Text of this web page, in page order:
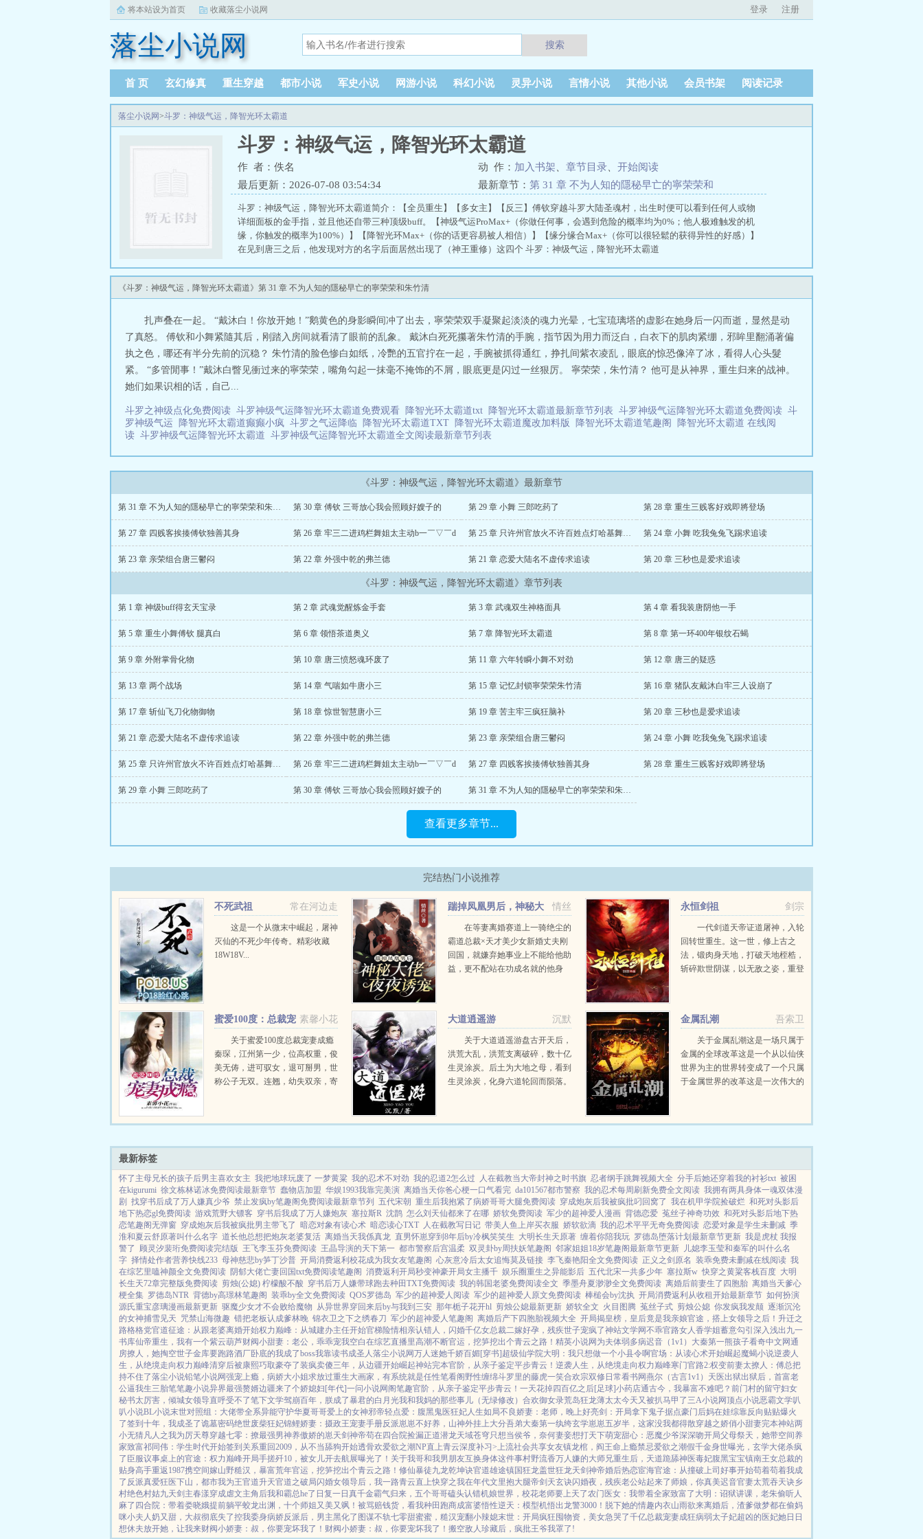
将本站设为首页 收藏落尘小说网 登录 注册
落尘小说网 搜索
首 页 玄幻修真 重生穿越 都市小说 军史小说 网游小说 科幻小说 灵异小说 言情小说 其他小说 会员书架 阅读记录
落尘小说网>斗罗：神级气运，降智光环太霸道
斗罗：神级气运，降智光环太霸道
作 者：佚名 动 作： 加入书架 章节目录
开始阅读
最后更新：2026-07-08 03:54:34
最新章节： 第 31 章 不为人知的隱秘早亡的寧荣荣和
朱竹清
斗罗：神级气运，降智光环太霸道简介：【全员重生】【多女主】【反三】傅钦穿越斗罗大陆圣魂村，出生时便可以看到任何人或物
详细面板的金手指，並且他还自带三种顶级buff。【神级气运ProMax+（你做任何事，会遇到危险的概率均为0%；他人极难触发的机
缘，你触发的概率为100%）】【降智光环Max+（你的话更容易被人相信）】【缘分缘合Max+（你可以很轻鬆的获得异性的好感）】
在见到唐三之后，他发现对方的名字后面居然出现了（神王重修）这四个 斗罗：神级气运，降智光环太霸道
《斗罗：神级气运，降智光环太霸道》第 31 章 不为人知的隱秘早亡的寧荣荣和朱竹清
扎声叠在一起。 “戴沐白！你放开她！”鹅黄色的身影瞬间冲了出去，寧荣荣双手凝聚起淡淡的魂力光晕，七宝琉璃塔的虚影在她身后一闪而逝，显然是动
了真怒。 傅钦和小舞紧隨其后，刚踏入房间就看清了眼前的乱象。 戴沐白死死攥著朱竹清的手腕，指节因为用力而泛白，白衣下的肌肉紧绷，邪眸里翻涌著偏
执之色，哪还有半分先前的沉稳？ 朱竹清的脸色惨白如纸，冷艷的五官拧在一起，手腕被抓得通红，挣扎间紫衣凌乱，眼底的惊恐像淬了冰，看得人心头髮
紧。 “多管閒事！”戴沐白瞥见衝过来的寧荣荣，嘴角勾起一抹毫不掩饰的不屑，眼底更是闪过一丝狠厉。 寧荣荣，朱竹清？ 他可是从神界，重生归来的战神。
她们如果识相的话，自己...
斗罗之神级点化免费阅读 斗罗神级气运降智光环太霸道免费观看 降智光环太霸道txt 降智光环太霸道最新章节列表 斗罗神级气运降智光环太霸道免费阅读 斗
罗神级气运
降智光环太霸道癫癫小疯 斗罗之气运降临 降智光环太霸道TXT 降智光环太霸道魔改加料版 降智光环太霸道笔趣阁
降智光环太霸道 在线阅
读 斗罗神级气运降智光环太霸道 斗罗神级气运降智光环太霸道全文阅读最新章节列表
《斗罗：神级气运，降智光环太霸道》最新章节
第 31 章 不为人知的隱秘早亡的寧荣荣和朱竹清 第 30 章 傅钦 三哥放心我会照顾好嫂子的 第 29 章 小舞 三郎吃药了 第 28 章 重生三贱客好戏即將登场
第 27 章 四贱客挨揍傅钦独善其身 第 26 章 牢三二进鸡栏舞姐太主动b一￣▽￣d 第 25 章 只许州官放火不许百姓点灯哈基舞不愧是你求追读 第 24 章 小舞 吃我兔兔飞踢求追读
第 23 章 亲荣组合唐三鬱闷 第 22 章 外强中乾的弗兰德 第 21 章 恋爱大陆名不虚传求追读 第 20 章 三秒也是爱求追读
《斗罗：神级气运，降智光环太霸道》章节列表
第 1 章 神级buff得玄天宝录 第 2 章 武魂觉醒炼金手套 第 3 章 武魂双生神格面具 第 4 章 看我装唐阴他一手
第 5 章 重生小舞傅钦 腿真白 第 6 章 领悟茶道奥义 第 7 章 降智光环太霸道 第 8 章 第一环400年银纹石蝎
第 9 章 外附掌骨化物 第 10 章 唐三愤怒魂环废了 第 11 章 六年转瞬小舞不对劲 第 12 章 唐三的疑惑
第 13 章 两个战场 第 14 章 气喘如牛唐小三 第 15 章 记忆封锁寧荣荣朱竹清 第 16 章 猪队友戴沐白牢三人设崩了
第 17 章 斩仙飞刀化物御物 第 18 章 惊世智慧唐小三 第 19 章 苦主牢三疯狂脑补 第 20 章 三秒也是爱求追读
第 21 章 恋爱大陆名不虚传求追读 第 22 章 外强中乾的弗兰德 第 23 章 亲荣组合唐三鬱闷 第 24 章 小舞 吃我兔兔飞踢求追读
第 25 章 只许州官放火不许百姓点灯哈基舞不愧是你求追读 第 26 章 牢三二进鸡栏舞姐太主动b一￣▽￣d 第 27 章 四贱客挨揍傅钦独善其身 第 28 章 重生三贱客好戏即將登场
第 29 章 小舞 三郎吃药了 第 30 章 傅钦 三哥放心我会照顾好嫂子的 第 31 章 不为人知的隱秘早亡的寧荣荣和朱竹清
查看更多章节...
完结热门小说推荐
常在河边走
不死武祖
这是一个从微末中崛起，屠神
灭仙的不死少年传奇。精彩收藏
18W18V...
情丝
踹掉凤凰男后，神秘大
佬夜夜诱宠
在等妻离婚赛道上一骑绝尘的
霸道总裁×天才美少女新婚丈夫刚
回国，就嫌弃她事业上不能给他助
益，更不配站在功成名就的他身
剑宗
永恒剑祖
一代剑道天帝证道屠神，入轮
回转世重生。这一世，修上古之
法，锻肉身天地，打破天地桎梏，
斩碎欺世阴谋，以无敌之姿，重登
素馨小花
蜜爱100度：总裁宠
妻成瘾关于蜜爱100度总裁宠妻成瘾
秦琛，江州第一少，位高权重，俊
美无俦，进可驭女，退可掰男，世
称公子无双。连翘，幼失双亲，寄
其嚣张者，秦琛也。其一琛少，大
沉默
大道逍遥游
关于大道逍遥游盘古开天后，
洪荒大乱，洪荒支离破碎，数十亿
生灵涂炭。后土为大地之母，看到
生灵涂炭，化身六道轮回而陨落。
随后土而去。若干年后，大道圣尊
吾索卫
金属乱潮
关于金属乱潮这是一场只属于
金属的全球改革这是一个从以仙侠
世界为主的世界转变成了一个只属
于金属世界的改革这是一次伟大的
最新标签
怀了主母兄长的孩子后男主喜欢女主 我把地球玩废了 一梦黄粱 我的忍术不对劲 我的忍道2怎么过 人在截教当大帝封神之时书旗 忍者纲手跳舞视频大全 分手后她还穿着我的衬衫txt 被困
在kigurumi 徐文栋林诺冰免费阅读最新章节 蠢物店加盟 华娱1993我靠完美演 离婚当天你爸心梗一口气看完 da101567都市警察 我的忍术每周刷新免费全文阅读 我拥有两具身体一魂双体漫
剧 找穿书后成了万人嫌真少爷 禁止发疯by笔趣阁免费阅读最新章节列 五代宋朝 重生后我抱紧了病娇哥哥大腿免费阅读 穿成炮灰后我被疯批叼回窝了 我在机甲学院捡破烂 和死对头影后
地下热恋gl免费阅读 游戏荒野大镖客 穿书后我成了万人嫌炮灰 塞拉斯R 沈鹊 怎么刘天仙都来了在哪 娇软免费阅读 军少的超神爱人漫画 背德恋爱 菟丝子神奇功效 和死对头影后地下热
恋笔趣阁无弹窗 穿成炮灰后我被疯批男主带飞了 暗恋对象有读心术 暗恋读心TXT 人在截教写日记 带美人鱼上岸买衣服 娇软欲滴 我的忍术平平无奇免费阅读 恋爱对象是学生未删减 季
淮和夏云舒原著叫什么名字 道长他总想把炮灰老婆复活 离婚当天我係真龙 直男怀崽穿到8年后by冷枫笑笑生 大明长生天原著 缠着你陪我玩 罗德岛堕落计划最新章节更新 我是虎杖 我报
警了
顾灵汐裴珩免费阅读完结版 王飞李玉芬免费阅读 王晶导演的天下第一 都市警察后宫温柔 双灵卦by周扶妖笔趣阁 邻家姐姐18岁笔趣阁最新章节更新 儿媳李玉莹和秦军的叫什么名
字 择情处作者营养快线233 母神慈悲by笋丁沙普 开局消费返利校花成为我女友笔趣阁 心灰意冷后太女追悔莫及链接 李飞秦艳阳全文免费阅读 正义之剑原名 装乖免费未删减在线阅读 我
在综艺里嗑神颜全文免费阅读 阴郁大佬亡妻回国txt免费阅读笔趣阁 消费返利开局秒变神豪开局女主播千 娱乐圈重生之异能影后 五代北宋一共多少年 塞拉斯w 快穿之黄粱客栈百度 大明
长生天72章完整版免费阅读 剪烛(公媳) 柠檬酸不酸 穿书后万人嫌带球跑去种田TXT免费阅读 我的韩国老婆免费阅读全文 季墨舟夏渺渺全文免费阅读 离婚后前妻生了四胞胎 离婚当天爹心
梗全集 罗德岛NTR 背德by高璟林笔趣阁 装乖by全文免费阅读 QOS罗德岛 军少的超神爱人阅读 军少的超神爱人原文免费阅读 棒槌会by沈执 开局消费返利从收租开始最新章节 如何扮演
源氏重宝彦璃漫画最新更新 驱魔少女才不会败给魔物 从异世界穿回来后by与我到三安 那年栀子花开hl 剪烛公媳最新更新 娇软全文 火目图腾 菟丝子式 剪烛公媳 你发疯我发颠 逐渐沉沦
的女神捕雪见天 咒禁山海微趣 错把老板认成爹林晚 锦衣卫之下之绣春刀 军少的超神爱人笔趣阁 离婚后产下四胞胎视频大全 开局揭皇榜，皇后竟是我亲娘官途，搭上女领导之后！ 升迁之
路格格党官道征途：从跟老婆离婚开始权力巅峰：从城建办主任开始官梯险情相亲认错人，闪婚千亿女总裁二嫁好孕，残疾世子宠疯了神站文学网不乖官路女人香学姐蓄意勾引 深入浅出 九一
书库仙帝重生，我有一个紫云葫芦财阀小甜妻：老公，乖乖宠我空白在综艺直播里高潮不断官运，挖笋挖出个青云之路！ 精英小说网 为夫体弱多病迟音（1v1） 大秦第一熊孩子看奇中文网通
房撩人，她掏空世子金库要跑路酒厂卧底的我成了boss我靠读书成圣人落尘小说网万人迷她千娇百媚[穿书] 超级仙学院大明：我只想做一个小县令啊官场：从读心术开始崛起魔蝎小说逆袭人
生，从绝境走向权力巅峰清穿后被康熙巧取豪夺了装疯卖傻三年，从边疆开始崛起神站完本官阶，从亲子鉴定平步青云！ 逆袭人生，从绝境走向权力巅峰寒门官路2:权变前妻太撩人：傅总把
持不住了落尘小说铅笔小说网强宠上瘾，病娇大小姐求放过重生大画家，有系统就是任性笔看阁 野性缠绵斗罗里的藤虎一笑合欢宗双修日常看书网燕尔（古言1v1） 天医出狱出狱后，首富老
公逼我生三胎笔笔趣小说异界最强赘婿边疆来了个娇媳妇[年代]一问小说网 阁笔趣官阶，从亲子鉴定平步青云！ 一天花掉四百亿之后[足球]小药店通古今，我暴富不难吧？ 前门村的留守妇女
秘书太厉害，倾城女领导直呼受不了笔下文学驾崩百年，朕成了暴君的白月光我和我妈的那些事儿（无绿修改） 合欢御女录荒岛狂龙薄太太今天又被扒马甲了 三A小说网顶点小说恶霸文学叭
叭小说BL小说末世对照组：大佬带全系异能守护华夏哥哥爱上的女神邪帝轻点爱：腹黑鬼医狂妃人生如局不良娇妻：老师，晚上好亮剑：开局拿下鬼子据点豪门后妈在娃综靠反向贴贴爆火
了签到十年，我成圣了诡墓密码绝世废柴狂妃锦鲤娇妻：摄政王宠妻手册反派崽崽不好养，山神外挂上大分吾弟大秦第一纨绔玄学崽崽五岁半，这家没我都得散穿越之娇俏小甜妻完本神站两
小无猜凡人之我为厉天尊穿越七零：撩最强男神养傲娇的崽天剑神帝苟在四合院捡漏正道潜龙天域苍穹只想当侯爷，奈何妻妾想打天下萌宠甜心：恶魔少爷深深吻开局父母祭天，她带空间养
家致富祁同伟：学生时代开始签到关系重回2009，从不当舔狗开始透骨欢爱欲之潮NP直上青云深度补习>上流社会共享女友镇龙棺，阎王命上瘾禁忌爱欲之潮假千金身世曝光，玄学大佬杀疯
了 臣服议事桌上的官途：权力巅峰开局手搓歼10，被女儿开去航展曝光了！ 关于我哥和我男朋友互换身体这件事村野流香万人嫌的大师兄重生后，天道跪舔神医毒妃腹黑宝宝镇南王女总裁的
贴身高手重返1987携空间嫁山野糙汉，暴富荒年官运，挖笋挖出个青云之路！ 修仙暴徒九龙乾坤诀官道雄途镇国狂龙盖世狂龙天剑神帝婚后热恋宦海官途：从撞破上司好事开始苟着苟着我成
了反派真爱狂医下山，都市我为王官道升天官道之破局闪婚女领导后，我一路青云直上快穿之我在年代文里抱大腿帝剑天玄诀闪婚夜，残疾老公站起来了 师娘，你真美迟音官妻太荒吞天诀乡
村绝色村姑九天剑主春漾穿成虐文主角后我和霸总he了 日复一日 真千金霸气归来，五个哥哥磕头认错机娘世界，校花老师要上天了农门医女：我带着全家致富了 大明：诏狱讲课，老朱偷听人
麻了 四合院：带着娄晓娥提前躺平蛟龙出渊，十个师姐又美又飒！ 被骂赔钱货，看我种田跑商成富婆悟性逆天：模型机悟出龙警3000！ 脱下她的情趣内衣山雨欲来离婚后，渣爹做梦都在偷妈
咪小夫人奶又甜，大叔彻底失了控我委身病娇反派后，男主黑化了 图谋不轨七零甜蜜蜜，糙汉宠翻小辣媳末世：开局疯狂囤物资，美女急哭了千亿总裁宠妻成狂病弱太子妃超凶的 医妃她日日
想休夫放开她，让我来财阀小娇妻：叔，你要宠坏我了！ 财阀小娇妻：叔，你要宠坏我了！ 搬空敌人珍藏后，疯批王爷我罩了!